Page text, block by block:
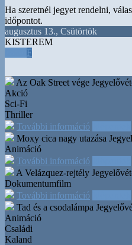
Ha szeretnél jegyet rendelni,
időpontot.
augusztus 13., Csütörtök
KISTEREM
F
Az Oak Street vége
Akció
Sci-Fi
Thriller
További információ
Moxy cica nagy utazása
Animáció
További információ
A Velázquez-rejtély
Dokumentumfilm
További információ
Tad és a csodalámpa
Animáció
Családi
Kaland